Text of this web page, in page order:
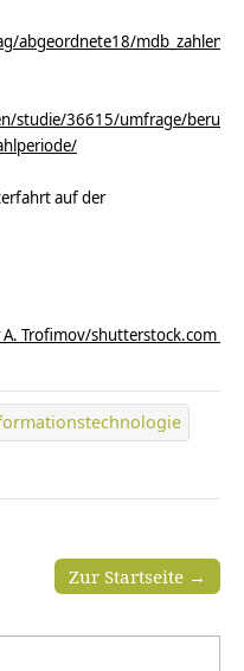
abgeordnete18/mdb_zahlen/
studie/36615/umfrage/berufe-
auf der
Trofimov/shutterstock.com
Zur Startseite →